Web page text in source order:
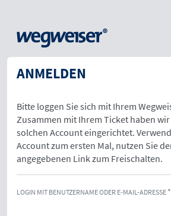
ANMELDEN
Bitte loggen Sie sich mit Ihrem
Zusammen mit Ihrem Ticket haben
solchen Account eingerichtet.
Account zum ersten Mal, nutzen Sie
angegebenen Link zum Freischalten.
LOGIN MIT BENUTZERNAME ODER E-MAIL-ADRESSE